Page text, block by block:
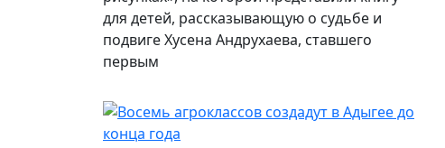
для детей, рассказывающую о судьбе и
подвиге Хусена Андрухаева, ставшего
первым